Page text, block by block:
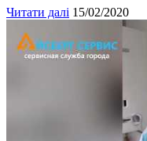
Читати далі 15/02/2020